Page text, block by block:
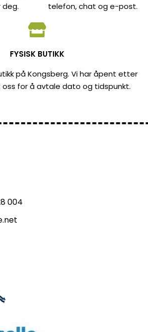
deg.
telefon, chat og e-post.
FYSISK BUTIKK
på Kongsberg. Vi har åpent etter
for å avtale dato og tidspunkt.
004